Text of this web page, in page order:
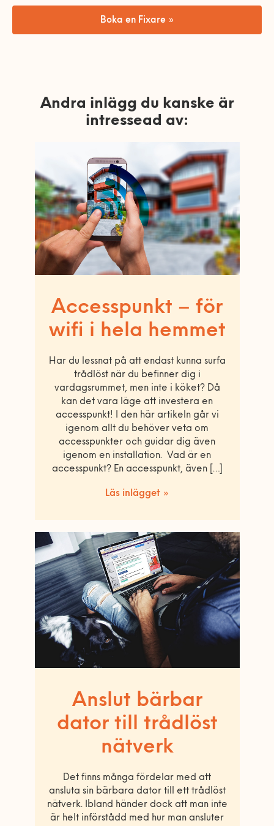
Boka en Fixare »
Andra inlägg du kanske är
intressead av:
Accesspunkt – för
wifi i hela hemmet
Har du lessnat på att endast kunna surfa
trådlöst när du befinner dig i
vardagsrummet, men inte i köket? Då
kan det vara läge att investera en
accesspunkt! I den här artikeln går vi
igenom allt du behöver veta om
accesspunkter och guidar dig även
igenom en installation. Vad är en
accesspunkt? En accesspunkt, även […]
Läs inlägget »
Anslut bärbar
dator till trådlöst
nätverk
Det finns många fördelar med att
ansluta sin bärbara dator till ett trådlöst
nätverk. Ibland händer dock att man inte
är helt införstådd med hur man ansluter